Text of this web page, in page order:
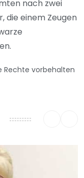
nach zwei
die einem Zeugen
Rechte vorbehalten